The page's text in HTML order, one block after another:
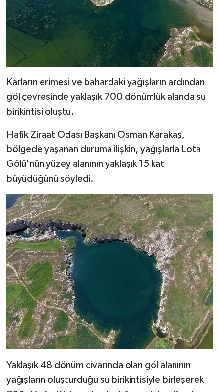
Karların erimesi ve bahardaki yağışların ardından
göl çevresinde yaklaşık 700 dönümlük alanda su
birikintisi oluştu.
Hafik Ziraat Odası Başkanı Osman Karakaş,
bölgede yaşanan duruma ilişkin, yağışlarla Lota
Gölü'nün yüzey alanının yaklaşık 15 kat
büyüdüğünü söyledi.
Yaklaşık 48 dönüm civarında olan göl alanının
yağışların oluşturduğu su birikintisiyle birleşerek